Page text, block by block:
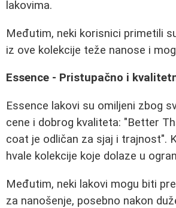
lakovima.
Međutim, neki korisnici primetili
iz ove kolekcije teže nanose i
Essence - Pristupačno i
Essence lakovi su omiljeni zbog
cene i dobrog kvaliteta: "Better
coat je odličan za sjaj i trajnost".
hvale kolekcije koje dolaze u
Međutim, neki lakovi mogu biti
za nanošenje, posebno nakon